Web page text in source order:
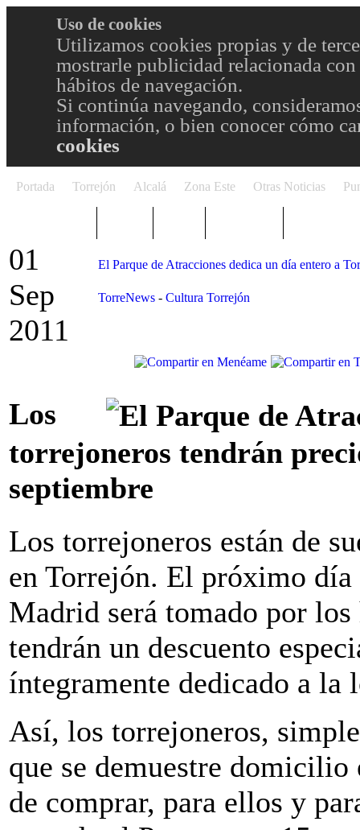
Uso de cookies
Utilizamos cookies propias y de
mostrarle publicidad relacionada
hábitos de navegación.
Si continúa navegando,
información, o bien conocer cómo
cookies
Portada Torrejón Alcalá Zona Este Otras Noticias
01
Sep
2011
El Parque de Atracciones dedica un día entero a
TorreNews - Cultura Torrejón
Los
torrejoneros tendrán
septiembre
Los torrejoneros están de
en Torrejón. El próximo día
Madrid será tomado por
tendrán un descuento
íntegramente dedicado a la
Así, los torrejoneros,
que se demuestre
de comprar, para ellos y